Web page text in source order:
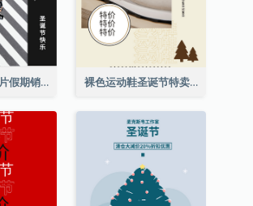
简单的黑白照片假期销售海报 裸色运动鞋圣诞节特卖海报